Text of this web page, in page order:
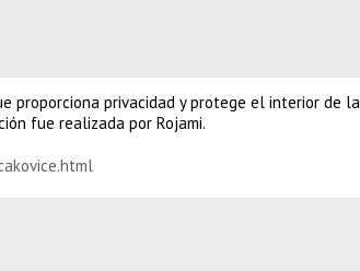
proporciona privacidad y protege el interior de
fue realizada por Rojami.